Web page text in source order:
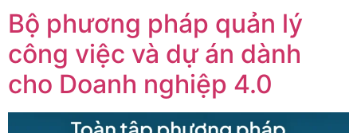
Bộ phương pháp quản lý
công việc và dự án dành
cho Doanh nghiệp 4.0